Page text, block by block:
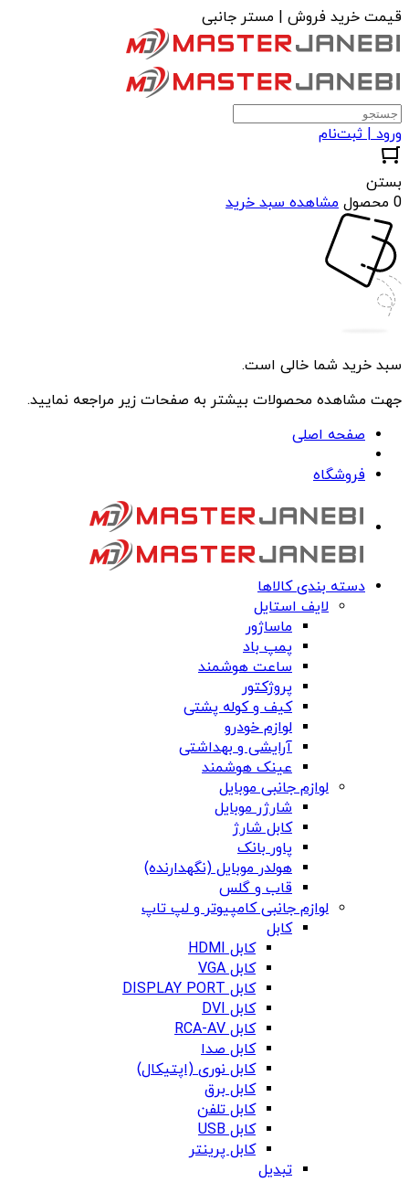
قیمت خرید فروش | مستر جانبی
ورود | ثبت‌نام
بستن
0 محصول
مشاهده سبد خرید
سبد خرید شما خالی است.
جهت مشاهده محصولات بیشتر به صفحات زیر مراجعه نمایید.
صفحه اصلی
فروشگاه
دسته بندی کالاها
لایف استایل
ماساژور
پمپ باد
ساعت هوشمند
پروژکتور
کیف و کوله پشتی
لوازم خودرو
آرایشی و بهداشتی
عینک هوشمند
لوازم جانبی موبایل
شارژر موبایل
کابل شارژ
پاور بانک
هولدر موبایل (نگهدارنده)
قاب و گلس
لوازم جانبی کامپیوتر و لپ تاپ
کابل
کابل HDMI
کابل VGA
کابل DISPLAY PORT
کابل DVI
کابل RCA-AV
کابل صدا
کابل نوری (اپتیکال)
کابل برق
کابل تلفن
کابل USB
کابل پرینتر
تبدیل